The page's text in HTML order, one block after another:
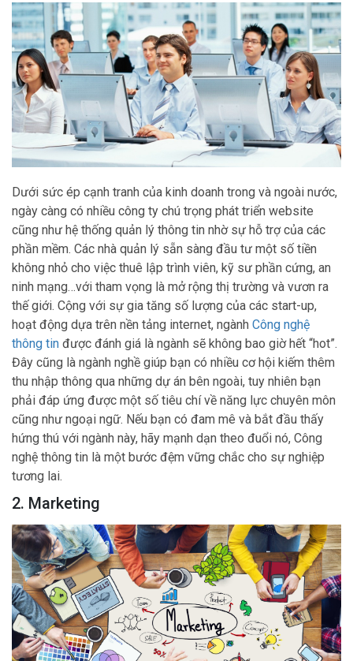
Dưới sức ép cạnh tranh của kinh doanh trong và ngoài nước,
ngày càng có nhiều công ty chú trọng phát triển website
cũng như hệ thống quản lý thông tin nhờ sự hỗ trợ của các
phần mềm. Các nhà quản lý sẵn sàng đầu tư một số tiền
không nhỏ cho việc thuê lập trình viên, kỹ sư phần cứng, an
ninh mạng…với tham vọng là mở rộng thị trường và vươn ra
thế giới. Cộng với sự gia tăng số lượng của các start-up,
hoạt động dựa trên nền tảng internet, ngành Công nghệ
thông tin được đánh giá là ngành sẽ không bao giờ hết “hot”.
Đây cũng là ngành nghề giúp bạn có nhiều cơ hội kiếm thêm
thu nhập thông qua những dự án bên ngoài, tuy nhiên bạn
phải đáp ứng được một số tiêu chí về năng lực chuyên môn
cũng như ngoại ngữ. Nếu bạn có đam mê và bắt đầu thấy
hứng thú với ngành này, hãy mạnh dạn theo đuổi nó, Công
nghệ thông tin là một bước đệm vững chắc cho sự nghiệp
tương lai.
2. Marketing